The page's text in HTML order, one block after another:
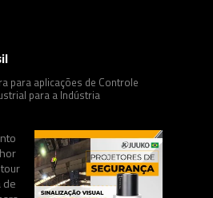
para aplicações de Controle
para a Indústria